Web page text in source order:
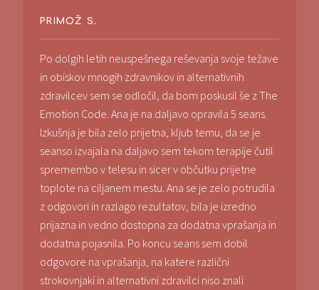
PRIMOŽ S.
Po dolgih letih neuspešnega reševanja svoje težave
in obiskov mnogih zdravnikov in alternativnih
zdravilcev sem se odločil, da bom poskusil še z The
Emotion Code. Ana je na daljavo opravila 5 seans.
Izkušnja je bila zelo prijetna, kljub temu, da se je
seanso izvajala na daljavo sem tekom terapije čutil
spremembo v telesu in sicer v občutku prijetne
toplote na ciljanem mestu. Ana se je zelo potrudila
z odgovori in razlago rezultatov, bila je izredno
prijazna in vedno dostopna za dodatna vprašanja in
dodatna pojasnila. Po koncu seans sem dobil
odgovore na vprašanja, na katere različni
strokovnjaki in alternativni zdravilci niso znali